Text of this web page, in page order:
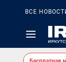
ВСЕ